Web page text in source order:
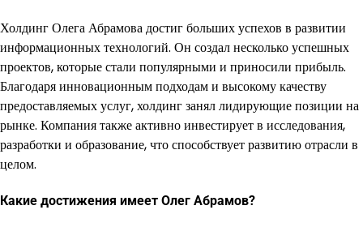
Холдинг Олега Абрамова достиг больших успехов в развитии
информационных технологий. Он создал несколько успешных
проектов, которые стали популярными и приносили прибыль.
Благодаря инновационным подходам и высокому качеству
предоставляемых услуг, холдинг занял лидирующие позиции на
рынке. Компания также активно инвестирует в исследования,
разработки и образование, что способствует развитию отрасли в
целом.
Какие достижения имеет Олег Абрамов?